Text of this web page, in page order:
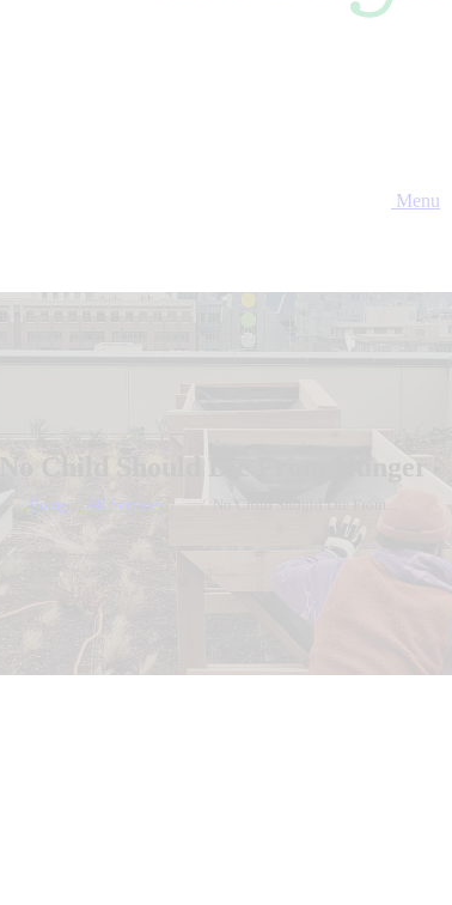
Menu
No Child Should Die From Hunger
Home All Services